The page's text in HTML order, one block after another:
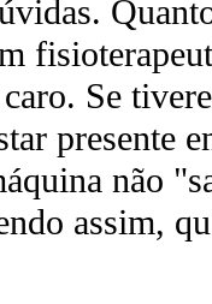
Se
presente
não
assim,